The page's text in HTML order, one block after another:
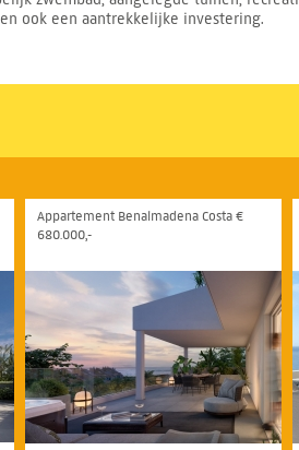
ook een aantrekkelijke investering.
Appartement Benalmadena Costa €
680.000,-